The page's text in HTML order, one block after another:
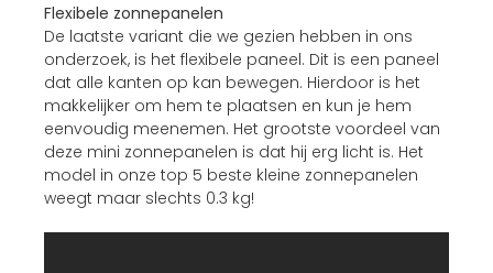
Flexibele zonnepanelen
De laatste variant die we gezien hebben in ons
onderzoek, is het flexibele paneel. Dit is een paneel
dat alle kanten op kan bewegen. Hierdoor is het
makkelijker om hem te plaatsen en kun je hem
eenvoudig meenemen. Het grootste voordeel van
deze mini zonnepanelen is dat hij erg licht is. Het
model in onze top 5 beste kleine zonnepanelen
weegt maar slechts 0.3 kg!